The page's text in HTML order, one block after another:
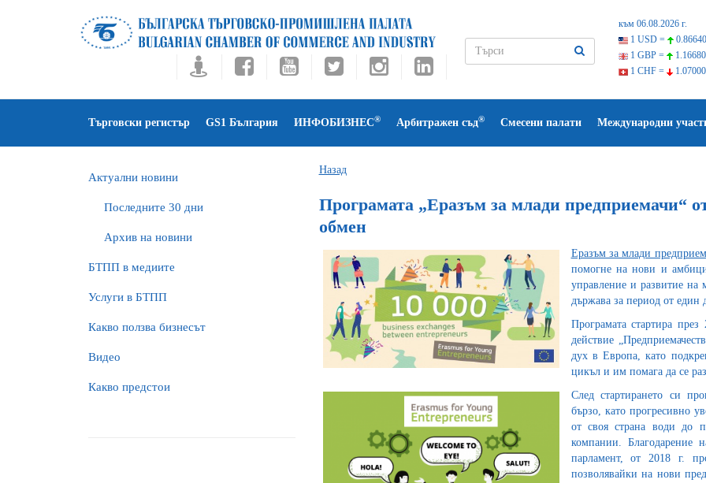
към 06.08.2026 г.
1 USD =
1 GBP =
1 CHF =
Търговски регистър GS1 България ИНФОБИЗНЕС® Арбитражен съд® Смесени палати Международни
Актуални новини
Последните 30 дни
Архив на новини
БTПП в медиите
Услуги в БТПП
Какво ползва бизнесът
Видео
Какво предстои
Назад
Програмата „Еразъм за млади предприемачи“
обмен
Еразъм за млади
помогне на нови и
управление и развитие на
държава за период от един
Програмата стартира
действие
дух в Европа, като
цикъл и им помага да се
След стартирането си
бързо, като прогресивно
от своя страна води до
компании. Благодарение
парламент, от 2018 г.
позволявайки на нови